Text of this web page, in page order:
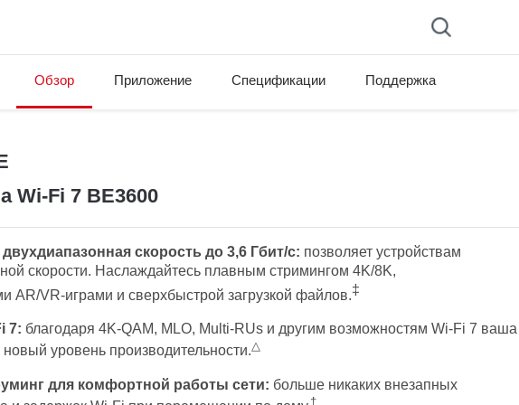
Обзор Приложение Спецификации Поддержка
Wi-Fi 7 BE3600
скорость до 3,6 Гбит/с: позволяет устройствам
скорости. Наслаждайтесь плавным стримингом 4K/8K,
AR/VR-играми и сверхбыстрой загрузкой файлов.‡
7: благодаря 4K-QAM, MLO, Multi-RUs и другим возможностям Wi-Fi 7 ваша
уровень производительности.△
для комфортной работы сети: больше никаких внезапных
†